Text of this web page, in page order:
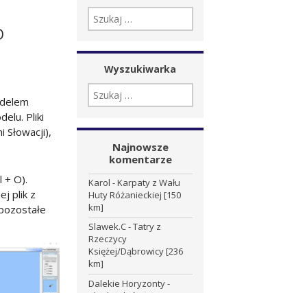
Pliki
+ O).
plik z
SZUKAJ:
Wyszukiwarka
SZUKAJ:
Najnowsze
komentarze
Karol -Karpaty z Wału
Huty Różanieckiej [150
km]
Slawek.C-Tatry z
Rzeczycy
Księżej/Dąbrowicy [236
km]
Dalekie Horyzonty-